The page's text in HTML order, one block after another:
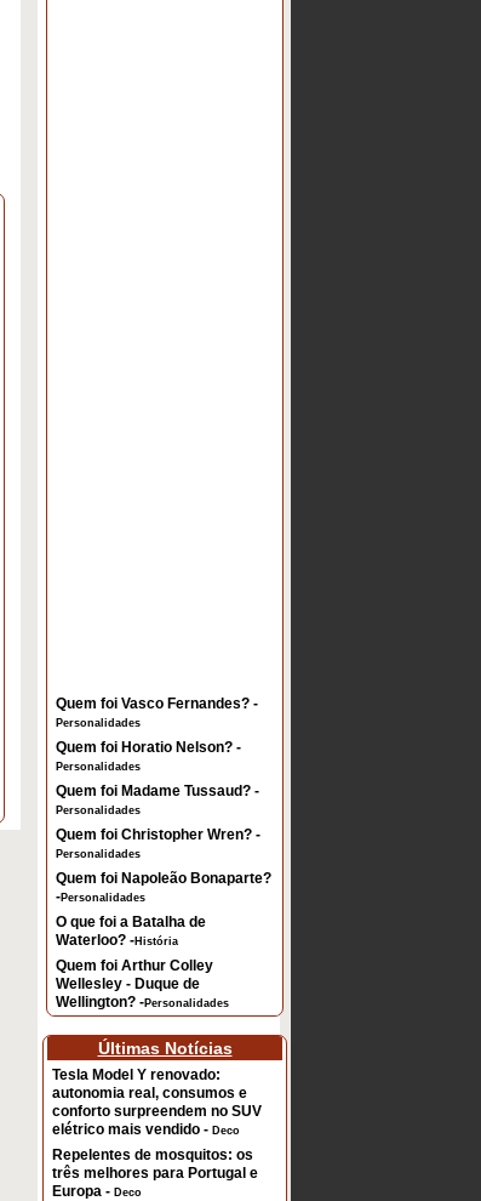
Quem foi Vasco Fernandes? -
Personalidades
Quem foi Horatio Nelson? -
Personalidades
Quem foi Madame Tussaud? -
Personalidades
Quem foi Christopher Wren? -
Personalidades
Quem foi Napoleão Bonaparte?
- Personalidades
O que foi a Batalha de
Waterloo? - História
Quem foi Arthur Colley
Wellesley - Duque de
Wellington? - Personalidades
Últimas Notícias
Tesla Model Y renovado:
autonomia real, consumos e
conforto surpreendem no SUV
elétrico mais vendido -Deco
Repelentes de mosquitos: os
três melhores para Portugal e
Europa -Deco